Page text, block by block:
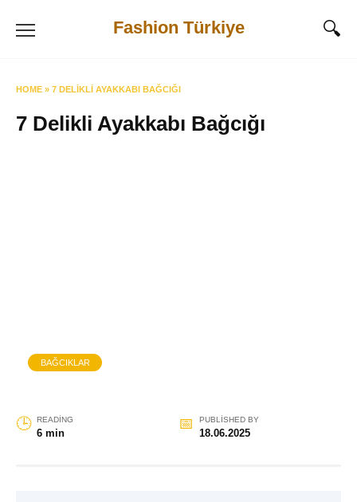
Fashion Türkiye
HOME » 7 DELIKLI AYAKKABI BAĞCIĞI
7 Delikli Ayakkabı Bağcığı
BAĞCIKLAR
READING
6 min
PUBLISHED BY
18.06.2025